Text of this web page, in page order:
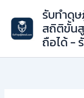
content
รับทำดุ
สถิติขั้น
ถือได้ -